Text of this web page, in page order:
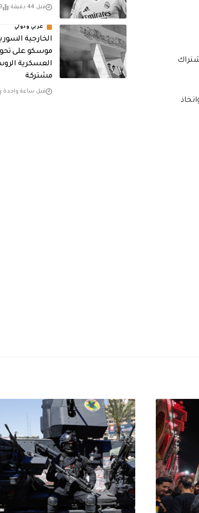
قبل 44 دقيقة 9 مشاهدات
عربي ودولي
الخارجية
موسكو على
العسكرية
مشتركة
قبل ساعة واحدة